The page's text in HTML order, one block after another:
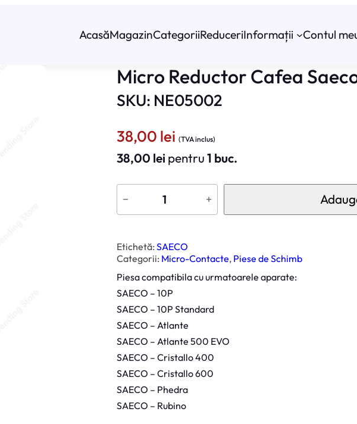
AcasăMagazinCategoriiReduceriInformații Contul
Micro Reductor Cafea
SKU: NE05002
38,00 lei (TVA inclus)
38,00 lei pentru1 buc.
C
t
t
e
M
c
r
o
R
e
d
u
c
t
o
r
C
a
f
e
a
S
− +
Etichetă: SAECO
Categorii: Micro-Contacte, Piese de Schimb
Piesa compatibila cu urmatoarele aparate:
SAECO – 10P
SAECO – 10P Standard
SAECO – Atlante
SAECO – Atlante 500 EVO
SAECO – Cristallo 400
SAECO – Cristallo 600
SAECO – Phedra
SAECO – Rubino